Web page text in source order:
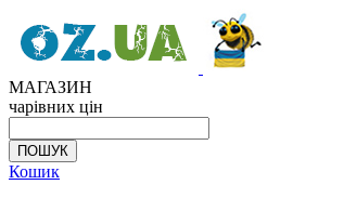
МАГАЗИН
чарівних цін
Кошик